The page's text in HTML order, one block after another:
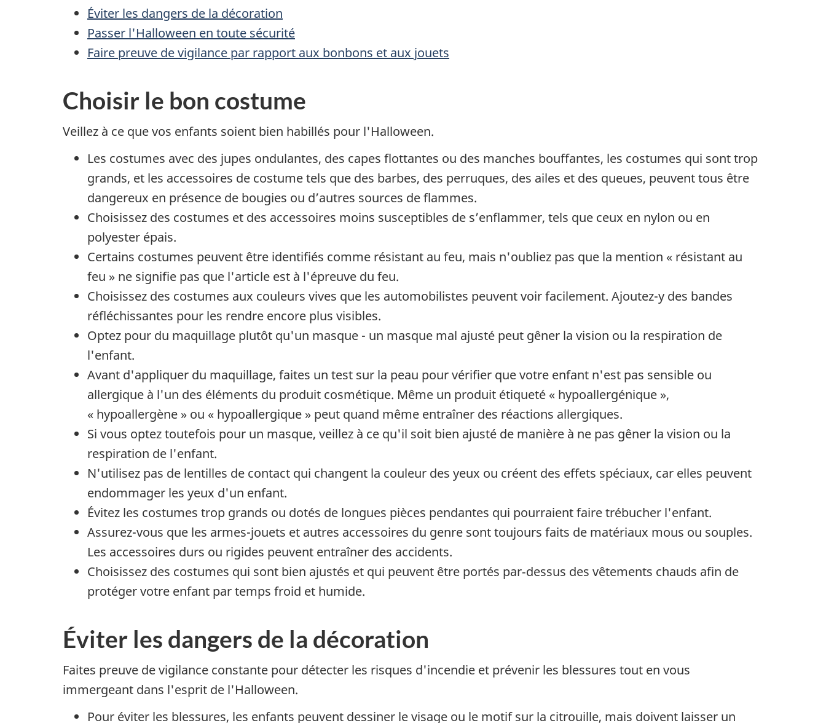
Éviter les dangers de la décoration
Passer l'Halloween en toute sécurité
Faire preuve de vigilance par rapport aux bonbons et aux jouets
Choisir le bon costume
Veillez à ce que vos enfants soient bien habillés pour l'Halloween.
Les costumes avec des jupes ondulantes, des capes flottantes ou des manches bouffantes, les costumes qui sont trop
grands, et les accessoires de costume tels que des barbes, des perruques, des ailes et des queues, peuvent tous être
dangereux en présence de bougies ou d’autres sources de flammes.
Choisissez des costumes et des accessoires moins susceptibles de s’enflammer, tels que ceux en nylon ou en
polyester épais.
Certains costumes peuvent être identifiés comme résistant au feu, mais n'oubliez pas que la mention « résistant au
feu » ne signifie pas que l'article est à l'épreuve du feu.
Choisissez des costumes aux couleurs vives que les automobilistes peuvent voir facilement. Ajoutez-y des bandes
réfléchissantes pour les rendre encore plus visibles.
Optez pour du maquillage plutôt qu'un masque - un masque mal ajusté peut gêner la vision ou la respiration de
l'enfant.
Avant d'appliquer du maquillage, faites un test sur la peau pour vérifier que votre enfant n'est pas sensible ou
allergique à l'un des éléments du produit cosmétique. Même un produit étiqueté « hypoallergénique »,
« hypoallergène » ou « hypoallergique » peut quand même entraîner des réactions allergiques.
Si vous optez toutefois pour un masque, veillez à ce qu'il soit bien ajusté de manière à ne pas gêner la vision ou la
respiration de l'enfant.
N'utilisez pas de lentilles de contact qui changent la couleur des yeux ou créent des effets spéciaux, car elles peuvent
endommager les yeux d'un enfant.
Évitez les costumes trop grands ou dotés de longues pièces pendantes qui pourraient faire trébucher l'enfant.
Assurez-vous que les armes-jouets et autres accessoires du genre sont toujours faits de matériaux mous ou souples.
Les accessoires durs ou rigides peuvent entraîner des accidents.
Choisissez des costumes qui sont bien ajustés et qui peuvent être portés par‑dessus des vêtements chauds afin de
protéger votre enfant par temps froid et humide.
Éviter les dangers de la décoration
Faites preuve de vigilance constante pour détecter les risques d'incendie et prévenir les blessures tout en vous
immergeant dans l'esprit de l'Halloween.
Pour éviter les blessures, les enfants peuvent dessiner le visage ou le motif sur la citrouille, mais doivent laisser un